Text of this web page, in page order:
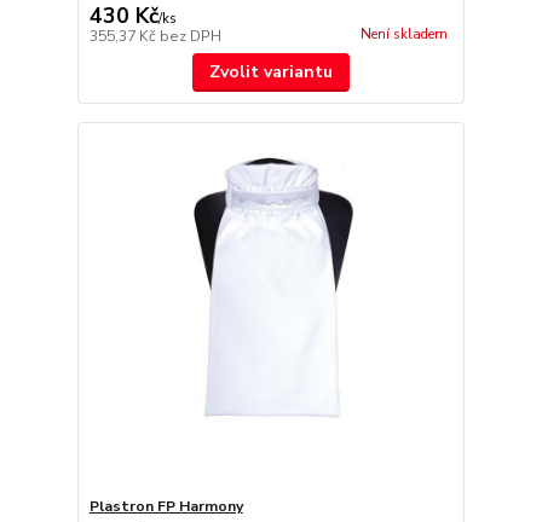
430 Kč/ks
355,37 Kč bez DPH Není skladem
Zvolit variantu
Plastron FP Harmony